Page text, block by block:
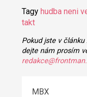
Tagy hudba neni
takt
Pokud jste v
dejte nám prosím
MBX